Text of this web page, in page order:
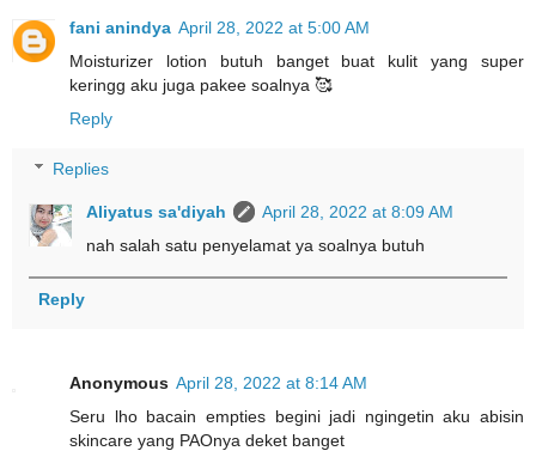
fani anindya April 28, 2022 at 5:00 AM
Moisturizer lotion butuh banget buat kulit yang super
keringg aku juga pakee soalnya 🥰
Reply
Replies
Aliyatus sa'diyah
April 28, 2022 at 8:09 AM
nah salah satu penyelamat ya soalnya butuh
Reply
Anonymous April 28, 2022 at 8:14 AM
Seru lho bacain empties begini jadi ngingetin aku abisin
skincare yang PAOnya deket banget